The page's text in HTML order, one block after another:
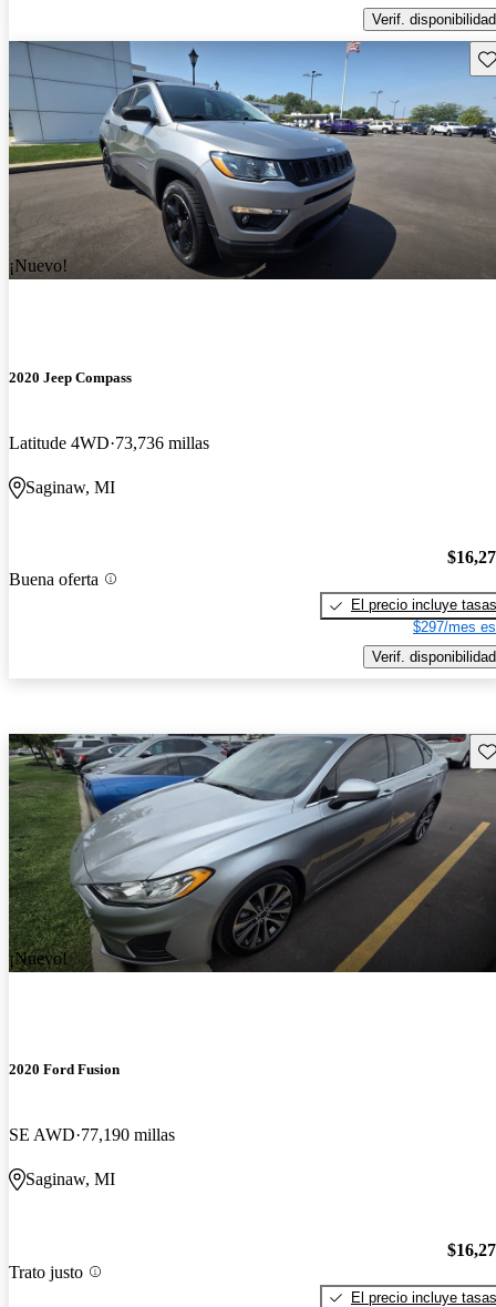
Verif. disponibilidad
¡Nuevo!
2020 Jeep Compass
Latitude 4WD 73,736 millas
Saginaw, MI
Buena oferta
El precio incluye tasas
$297/mes
Verif. disponibilidad
¡Nuevo!
2020 Ford Fusion
SE AWD 77,190 millas
Saginaw, MI
Trato justo
El precio incluye tasas